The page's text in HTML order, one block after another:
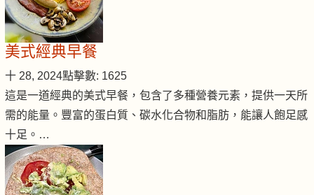
美式經典早餐
十 28, 2024點擊數: 1625
這是一道經典的美式早餐，包含了多種營養元素，提供一天所
需的能量。豐富的蛋白質、碳水化合物和脂肪，能讓人飽足感
十足。…